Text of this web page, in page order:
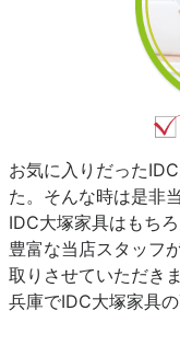
お気に入りだった
た。そんな時は是非
IDC大塚家具はもち
豊富な当店スタッフ
取りさせていただきま
兵庫でIDC大塚家具